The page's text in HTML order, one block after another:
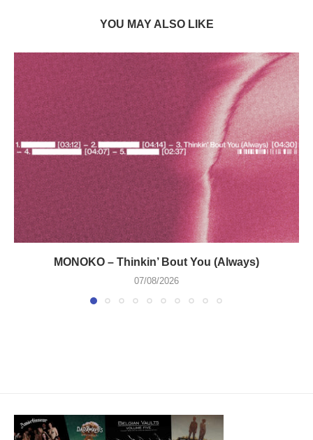
YOU MAY ALSO LIKE
MONOKO – Thinkin’ Bout You (Always)
07/08/2026